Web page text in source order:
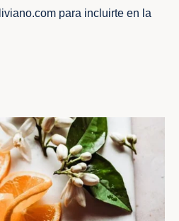
para incluirte en la